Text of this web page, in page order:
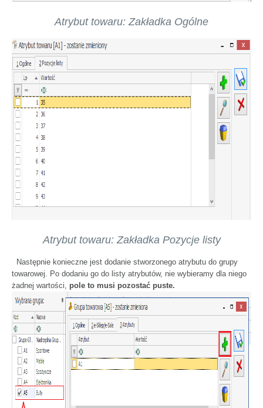
Atrybut towaru: Zakładka Ogólne
Atrybut towaru: Zakładka Pozycje listy
Następnie konieczne jest dodanie stworzonego atrybutu do grupy
towarowej. Po dodaniu go do listy atrybutów, nie wybieramy dla niego
żadnej wartości, pole to musi pozostać puste.